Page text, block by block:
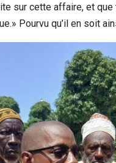
sur cette affaire, et
Pourvu qu’il en soit